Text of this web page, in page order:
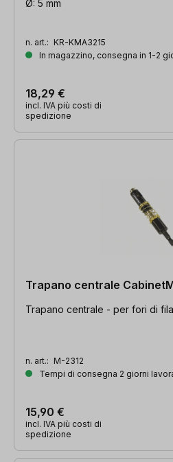
Ø: 5 mm
n. art.: KR-KMA3215
In magazzino, consegna in 1-2
18,29 €
incl. IVA più costi di
spedizione
Trapano centrale
Trapano centrale - per fori di
n. art.: M-2312
Tempi di consegna 2 giorni
15,90 €
incl. IVA più costi di
spedizione